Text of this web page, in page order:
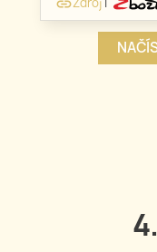
link